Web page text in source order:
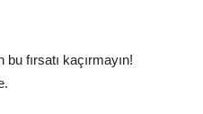
fırsatı kaçırmayın!